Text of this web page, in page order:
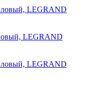
LEGRAND
LEGRAND
LEGRAND